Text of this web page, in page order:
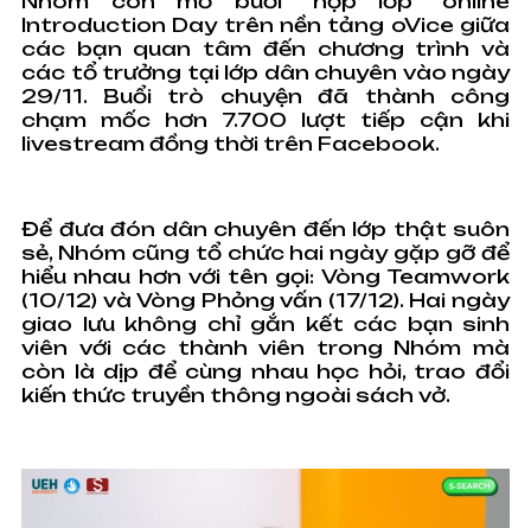
Introduction Day trên nền tảng oVice giữa
các bạn quan tâm đến chương trình và
các tổ trưởng tại lớp dân chuyên vào ngày
29/11. Buổi trò chuyện đã thành công
chạm mốc hơn 7.700 lượt tiếp cận khi
livestream đồng thời trên Facebook.
Để đưa đón dân chuyên đến lớp thật suôn
sẻ, Nhóm cũng tổ chức hai ngày gặp gỡ để
hiểu nhau hơn với tên gọi: Vòng Teamwork
(10/12) và Vòng Phỏng vấn (17/12). Hai ngày
giao lưu không chỉ gắn kết các bạn sinh
viên với các thành viên trong Nhóm mà
còn là dịp để cùng nhau học hỏi, trao đổi
kiến thức truyền thông ngoài sách vở.